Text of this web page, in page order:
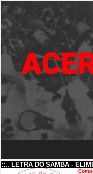
::.. LETRA DO SAMBA -